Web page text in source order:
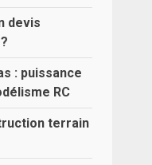
devis
: puissance
RC
terrain